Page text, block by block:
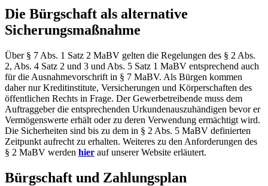
Die Bürgschaft als alternative
Sicherungsmaßnahme
Über § 7 Abs. 1 Satz 2 MaBV gelten die Regelungen des § 2 Abs.
2, Abs. 4 Satz 2 und 3 und Abs. 5 Satz 1 MaBV entsprechend auch
für die Ausnahmevorschrift in § 7 MaBV. Als Bürgen kommen
daher nur Kreditinstitute, Versicherungen und Körperschaften des
öffentlichen Rechts in Frage. Der Gewerbetreibende muss dem
Auftraggeber die entsprechenden Urkundenauszuhändigen bevor er
Vermögenswerte erhält oder zu deren Verwendung ermächtigt wird.
Die Sicherheiten sind bis zu dem in § 2 Abs. 5 MaBV definierten
Zeitpunkt aufrecht zu erhalten. Weiteres zu den Anforderungen des
§ 2 MaBV werden hier auf unserer Website erläutert.
Bürgschaft und Zahlungsplan